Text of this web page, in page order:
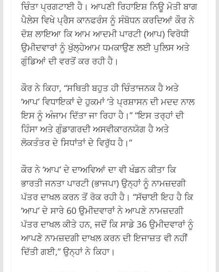
ਚਿੰਤਾ ਪ੍ਰਗਟਾਈ ਹੈ। ਆਪਣੀ ਰਿਹਾਇਸ਼ ਨਿਊ ਮੋਤੀ ਬਾਗ
ਪੈਲੇਸ ਵਿਖੇ ਪ੍ਰੈਸ ਕਾਨਫਰੰਸ ਨੂੰ ਸੰਬੋਧਨ ਕਰਦਿਆਂ ਕੌਰ ਨੇ
ਦੋਸ਼ ਲਾਇਆ ਕਿ ਆਮ ਆਦਮੀ ਪਾਰਟੀ (ਆਪ) ਵਿਰੋਧੀ
ਉਮੀਦਵਾਰਾਂ ਨੂੰ ਖੁੱਲ੍ਹੇਆਮ ਧਮਕਾਉਣ ਲਈ ਪੁਲਿਸ ਅਤੇ
ਗੁੰਡਿਆਂ ਦੀ ਵਰਤੋਂ ਕਰ ਰਹੀ ਹੈ।
ਕੌਰ ਨੇ ਕਿਹਾ, “ਸਥਿਤੀ ਬਹੁਤ ਹੀ ਚਿੰਤਾਜਨਕ ਹੈ ਅਤੇ
‘ਆਪ’ ਵਿਧਾਇਕਾਂ ਦੇ ਹੁਕਮਾਂ ‘ਤੇ ਪ੍ਰਸ਼ਾਸਨ ਦੀ ਮਦਦ ਨਾਲ
ਇਸ ਨੂੰ ਅੰਜਾਮ ਦਿੱਤਾ ਜਾ ਰਿਹਾ ਹੈ।” “ਇਸ ਤਰ੍ਹਾਂ ਦੀ
ਹਿੰਸਾ ਅਤੇ ਗੁੰਡਾਗਰਦੀ ਅਸਵੀਕਾਰਨਯੋਗ ਹੈ ਅਤੇ
ਲੋਕਤੰਤਰ ਦੇ ਸਿਧਾਂਤਾਂ ਦੇ ਵਿਰੁੱਧ ਹੈ।”
ਕੌਰ ਨੇ ‘ਆਪ’ ਦੇ ਦਾਅਵਿਆਂ ਦਾ ਵੀ ਖੰਡਨ ਕੀਤਾ ਕਿ
ਭਾਰਤੀ ਜਨਤਾ ਪਾਰਟੀ (ਭਾਜਪਾ) ਉਨ੍ਹਾਂ ਨੂੰ ਨਾਮਜ਼ਦਗੀ
ਪੱਤਰ ਦਾਖਲ ਕਰਨ ਤੋਂ ਰੋਕ ਰਹੀ ਹੈ। “ਸੱਚਾਈ ਇਹ ਹੈ ਕਿ
‘ਆਪ’ ਦੇ ਸਾਰੇ 60 ਉਮੀਦਵਾਰਾਂ ਨੇ ਆਪਣੇ ਨਾਮਜ਼ਦਗੀ
ਪੱਤਰ ਦਾਖਲ ਕੀਤੇ ਹਨ, ਜਦੋਂ ਕਿ ਸਾਡੇ 36 ਉਮੀਦਵਾਰਾਂ ਨੂੰ
ਆਪਣੇ ਨਾਮਜ਼ਦਗੀ ਦਾਖਲ ਕਰਨ ਦੀ ਇਜਾਜ਼ਤ ਵੀ ਨਹੀਂ
ਦਿੱਤੀ ਗਈ,” ਉਨ੍ਹਾਂ ਨੇ ਕਿਹਾ।